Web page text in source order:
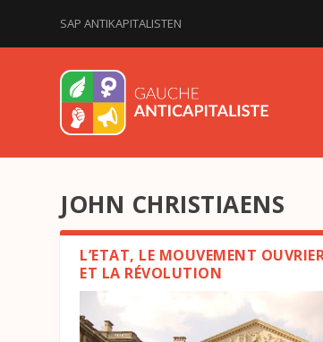
SAP ANTIKAPITALISTEN
JOHN CHRISTIAENS
L’ETAT, LE MOUVEMENT
ET LA RÉVOLUTION